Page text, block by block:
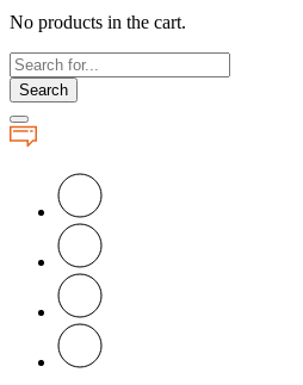
No products in the cart.
Search